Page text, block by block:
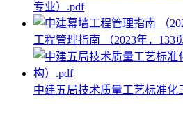
专业）.pdf
工程管理指南 （2023年，133
中建五局技术质量工艺标准化